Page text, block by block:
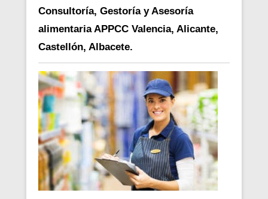
Consultoría, Gestoría y Asesoría
alimentaria APPCC Valencia, Alicante,
Castellón, Albacete.